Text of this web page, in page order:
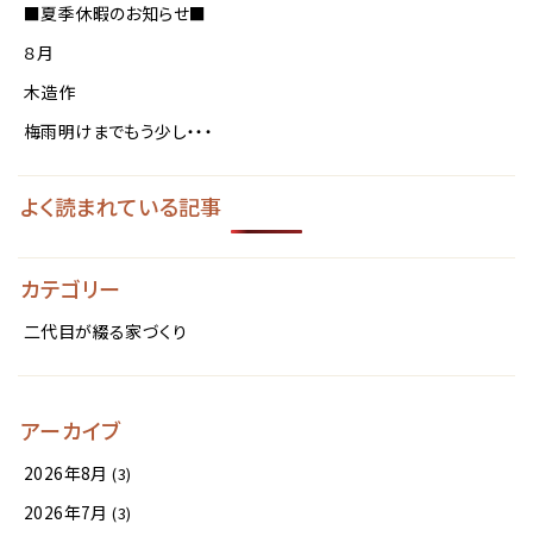
■夏季休暇のお知らせ■
８月
木造作
梅雨明けまでもう少し・・・
よく読まれている記事
カテゴリー
二代目が綴る家づくり
アーカイブ
2026年8月 (3)
2026年7月 (3)